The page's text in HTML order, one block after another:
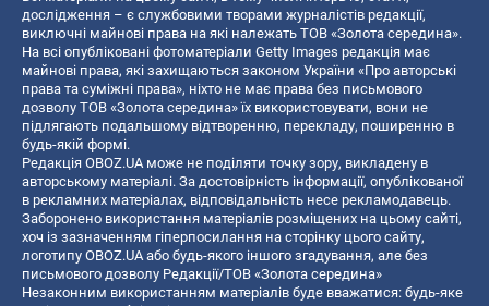
дослідження – є службовими творами журналістів редакції,
виключні майнові права на які належать ТОВ «Золота середина».
На всі опубліковані фотоматеріали Getty Images редакція має
майнові права, які захищаються законом України «Про авторські
права та суміжні права», ніхто не має права без письмового
дозволу ТОВ «Золота середина» їх використовувати, вони не
підлягають подальшому відтворенню, перекладу, поширенню в
будь-якій формі.
Редакція OBOZ.UA може не поділяти точку зору, викладену в
авторському матеріалі. За достовірність інформації, опублікованої
в рекламних матеріалах, відповідальність несе рекламодавець.
Заборонено використання матеріалів розміщених на цьому сайті,
хоч із зазначенням гіперпосилання на сторінку цього сайту,
логотипу OBOZ.UA або будь-якого іншого згадування, але без
письмового дозволу Редакції/ТОВ «Золота середина»
Незаконним використанням матеріалів буде вважатися: будь-яке